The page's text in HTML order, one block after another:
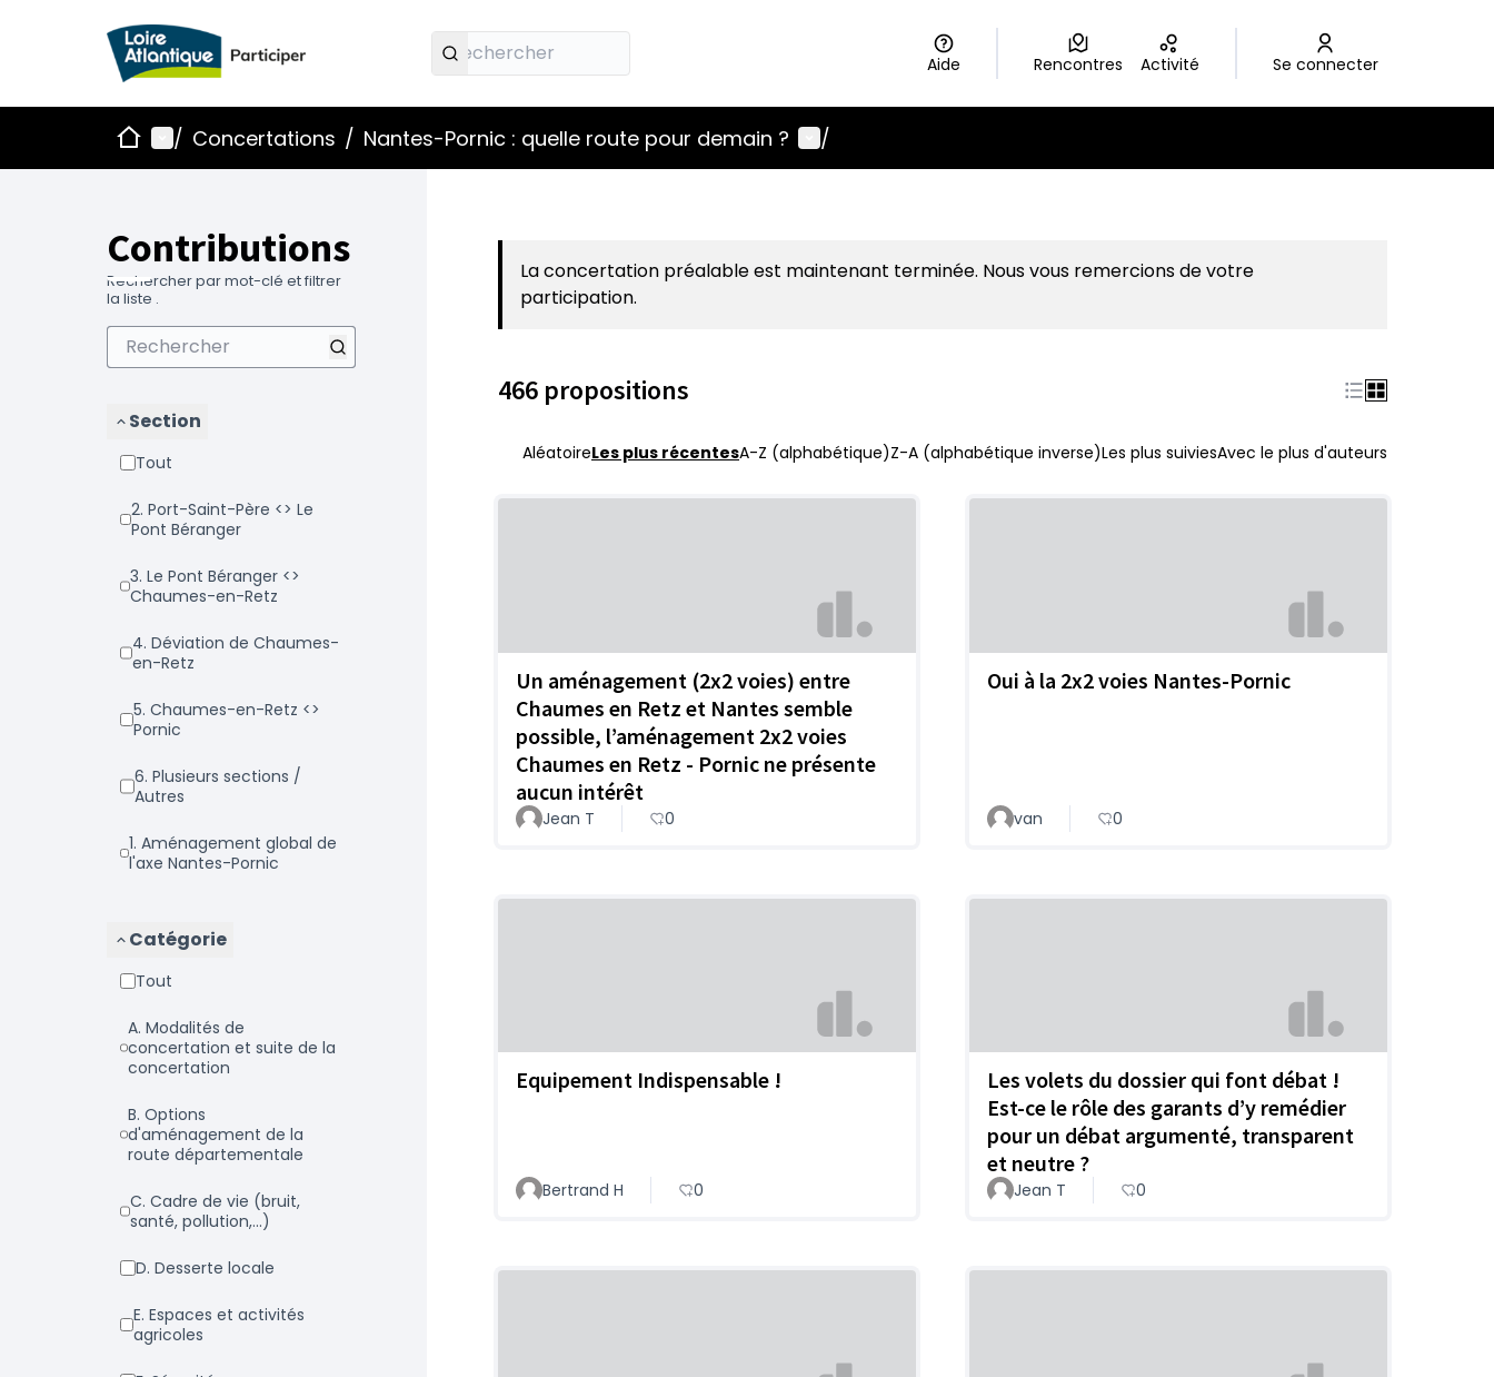
Aide Rencontres Activité Se connecter
AccueilMenu principal
/ Concertations / Nantes-Pornic : quelle route pour demain ? Menu utilisateur
/
Contributions
Rechercher par mot-clé et filtrer
la liste .
Section
Tout
2. Port-Saint-Père <> Le
Pont Béranger
3. Le Pont Béranger <>
Chaumes-en-Retz
4. Déviation de Chaumes-
en-Retz
5. Chaumes-en-Retz <>
Pornic
6. Plusieurs sections /
Autres
1. Aménagement global de
l'axe Nantes-Pornic
Catégorie
Tout
a. Modalités de
concertation et suite de la
concertation
b. Options
d'aménagement de la
route départementale
c. Cadre de vie (bruit,
santé, pollution,...)
d. Desserte locale
e. Espaces et activités
agricoles
La concertation préalable est maintenant terminée. Nous vous remercions de votre
participation.
466 propositions
AléatoireLes plus récentesA-Z (alphabétique)Z-A (alphabétique inverse)Les plus suiviesAvec le plus d'auteurs
Un aménagement (2x2 voies) entre
Chaumes en Retz et Nantes semble
possible, l’aménagement 2x2 voies
Chaumes en Retz - Pornic ne présente
aucun intérêt
Jean T 0
Oui à la 2x2 voies Nantes-Pornic
van 0
Equipement Indispensable !
Bertrand H 0
Les volets du dossier qui font débat !
Est-ce le rôle des garants d’y remédier
pour un débat argumenté, transparent
et neutre ?
Jean T 0